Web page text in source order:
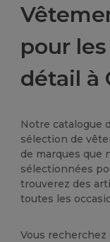
pour
détail à
Notre catalogue
sélection de
de marques que
sélectionnées
trouverez des
toutes les
Vous